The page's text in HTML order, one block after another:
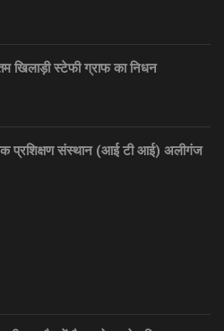
खिलाड़ी स्टेफी ग्राफ का निधन
प्रशिक्षण संस्थान (आई टी आई) अलीगंज